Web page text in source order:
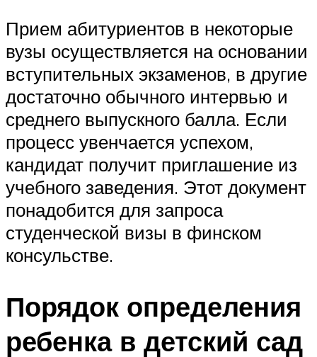
Прием абитуриентов в некоторые
вузы осуществляется на основании
вступительных экзаменов, в другие
достаточно обычного интервью и
среднего выпускного балла. Если
процесс увенчается успехом,
кандидат получит приглашение из
учебного заведения. Этот документ
понадобится для запроса
студенческой визы в финском
консульстве.
Порядок определения
ребенка в детский сад